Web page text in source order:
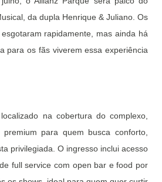
da dupla Henrique & Juliano. Os
rapidamente, mas ainda há
para os fãs viverem essa experiência
na cobertura do complexo,
para quem busca conforto,
privilegiada. O ingresso inclui acesso
full service com open bar e food por